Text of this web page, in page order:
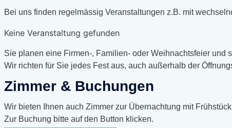
Bei uns finden regelmässig Veranstaltungen z.B. mit
Keine Veranstaltung gefunden
Sie planen eine Firmen-, Familien- oder Weihnachtsfeier
Wir richten für Sie jedes Fest aus, auch außerhalb der
Zimmer & Buchungen
Wir bieten Ihnen auch Zimmer zur Übernachtung mit Frühstück
Zur Buchung bitte auf den Button klicken.